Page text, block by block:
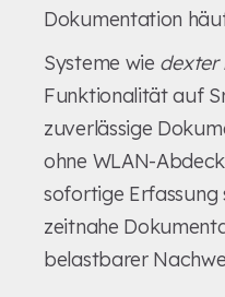
Dokumentation
Systeme wie dexter
Funktionalität auf
zuverlässige
ohne WLAN-
sofortige Erfassung
zeitnahe
belastbarer